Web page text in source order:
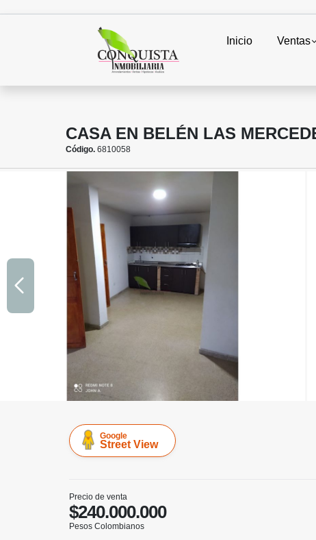
Inicio Ventas
CASA EN BELÉN LAS
Código. 6810058
Google
Street View
Precio de venta
$240.000.000
Pesos Colombianos